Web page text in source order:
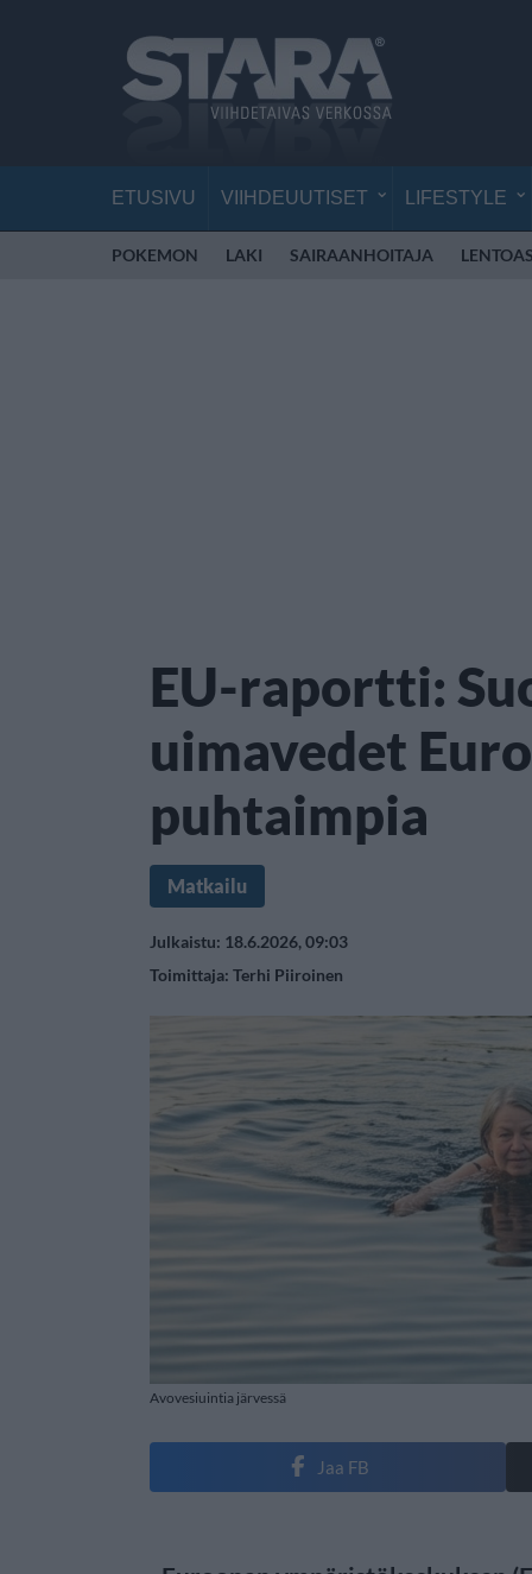
ETUSIVU VIIHDEUUTISET LIFESTYLE
POKEMON LAKI SAIRAANHOITAJA
EU-raportti:
uimavedet
puhtaimpia
Matkailu
Julkaistu: 18.6.2026, 09:03
Toimittaja: Terhi Piiroinen
Avovesiuintia järvessä
Jaa FB